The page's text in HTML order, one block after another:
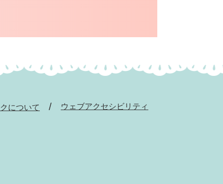
について ウェブアクセシビリティ